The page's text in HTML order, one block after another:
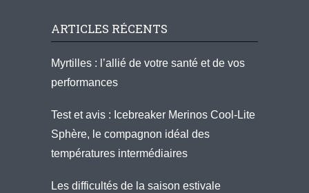
ARTICLES RÉCENTS
Myrtilles : l’allié de votre santé et de vos
performances
Test et avis : Icebreaker Merinos Cool-Lite
Sphère, le compagnon idéal des
températures intermédiaires
Les difficultés de la saison estivale